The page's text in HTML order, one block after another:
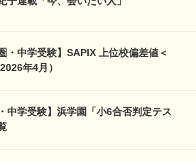
・中学受験】SAPIX 上位校偏差値＜
年4月）
中学受験】浜学園「小6合否判定テス